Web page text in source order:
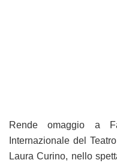
Rende omaggio a
Internazionale del
Laura Curino, nello